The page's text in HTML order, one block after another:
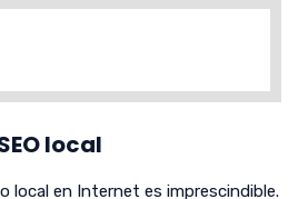
local
local en Internet es imprescindible.